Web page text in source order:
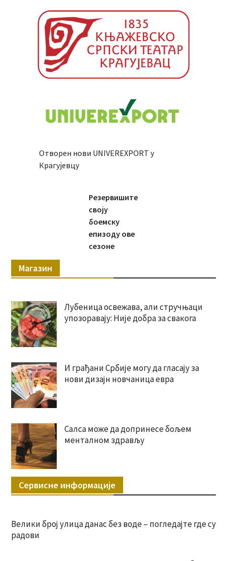
Отворен нови UNIVEREXPORT у
Крагујевцу
Резервишите
своју
боемску
епизоду ове
сезоне
Магазин
Лубеница освежава, али стручњаци
упозоравају: Није добра за свакога
И грађани Србије могу да гласају за
нови дизајн новчаница евра
Салса може да допринесе бољем
менталном здрављу
Сервисне информације
Велики број улица данас без воде – погледајте где су
радови